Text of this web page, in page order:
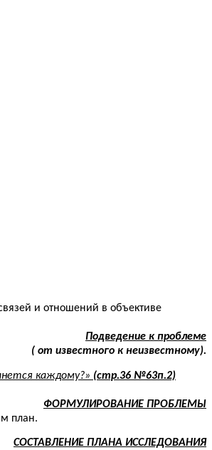
и отношений в объективе
Подведение к проблеме
( от известного к неизвестному).
каждому?» (стр.36 №63п.2)
ФОРМУЛИРОВАНИЕ ПРОБЛЕМЫ
план.
СОСТАВЛЕНИЕ ПЛАНА ИССЛЕДОВАНИЯ